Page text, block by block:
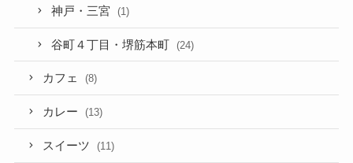
神戸・三宮 (1)
谷町４丁目・堺筋本町 (24)
カフェ (8)
カレー (13)
スイーツ (11)